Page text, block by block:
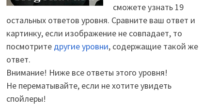
сможете узнать 19
остальных ответов уровня. Сравните ваш ответ и
картинку, если изображение не совпадает, то
посмотрите другие уровни, содержащие такой же
ответ.
Внимание! Ниже все ответы этого уровня!
Не перематывайте, если не хотите увидеть
спойлеры!